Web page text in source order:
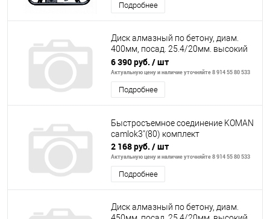
Подробнее
Диск алмазный по бетону, диам.
400мм, посад. 25.4/20мм. высокий
ресурс
6 390 руб. / шт
Актуальную цену и наличие уточняйте 8 914 55 80 533
Подробнее
Быстросъемное соединение KOMAN
camlok3"(80) комплект
2 168 руб. / шт
Актуальную цену и наличие уточняйте 8 914 55 80 533
Подробнее
Диск алмазный по бетону, диам.